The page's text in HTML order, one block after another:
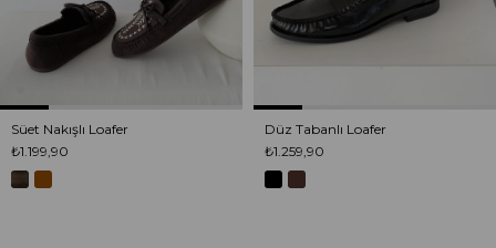
Süet Nakışlı Loafer
₺1.199,90
Düz Tabanlı Loafer
₺1.259,90